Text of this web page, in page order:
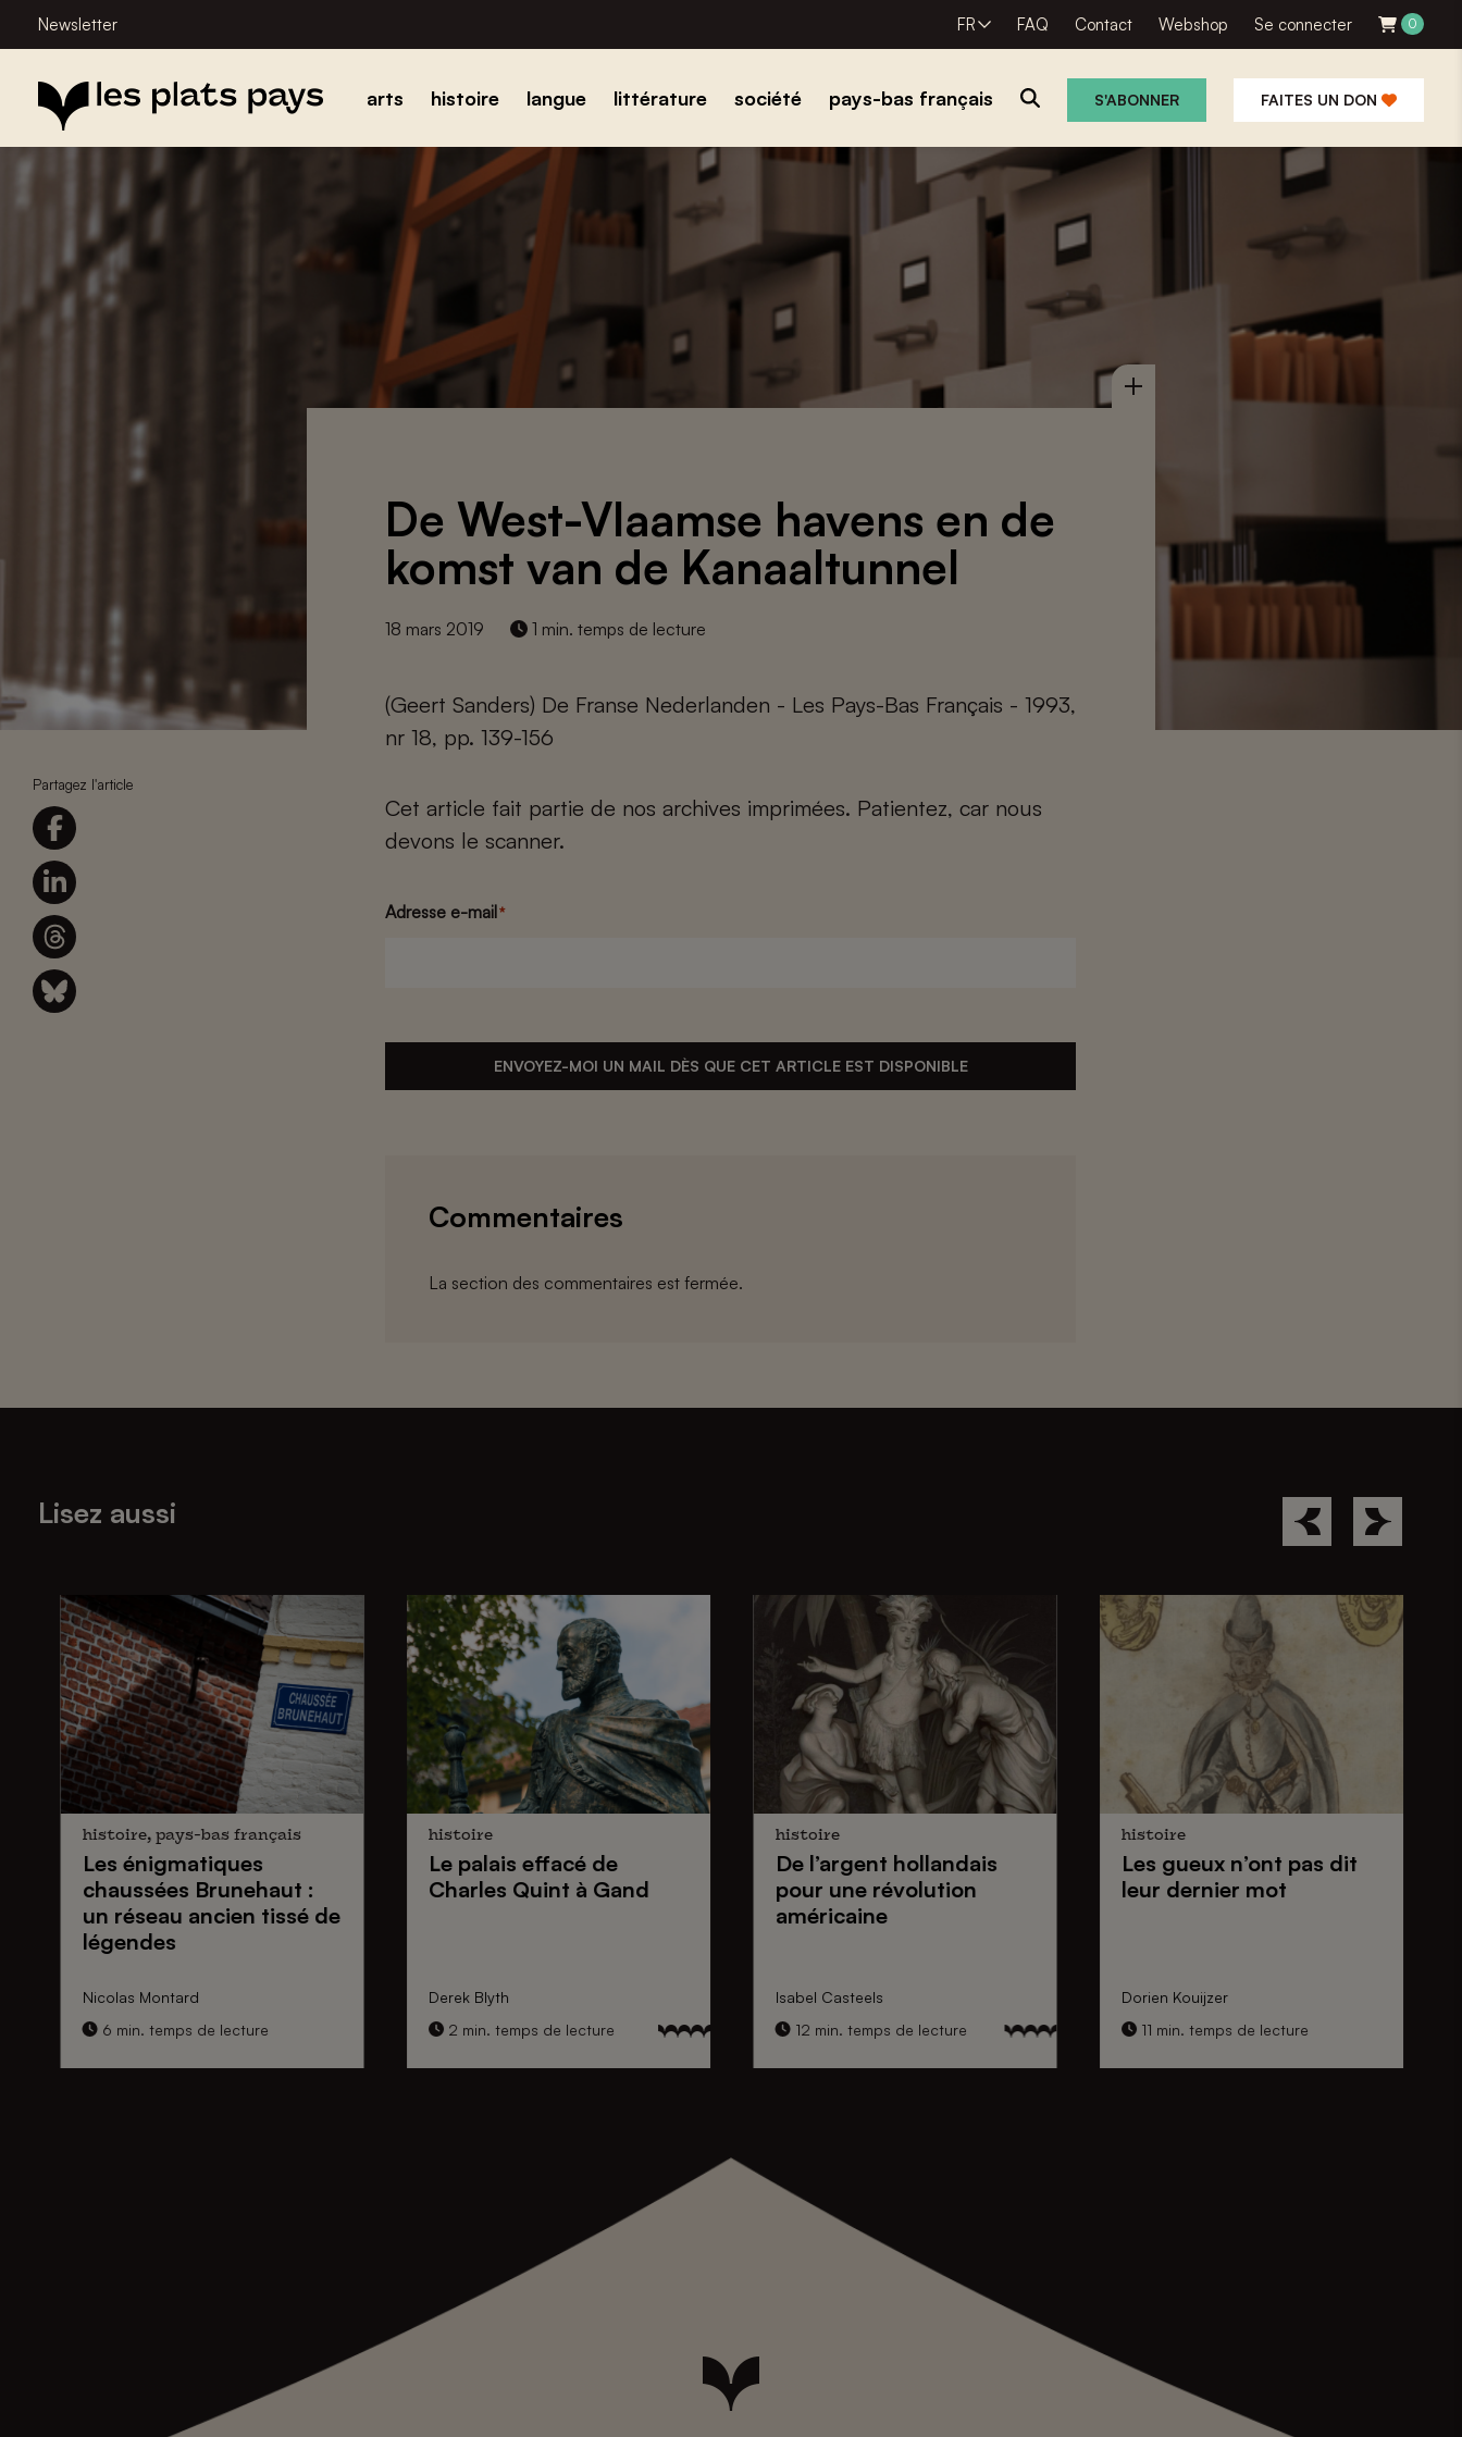
Newsletter FR FAQ Contact Webshop Se connecter 0
arts histoire langue littérature société pays-bas français S'ABONNER FAITES UN DON
Partagez l'article
De West-Vlaamse havens en de
komst van de Kanaaltunnel
18 mars 2019 1 min. temps de lecture
(Geert Sanders) De Franse Nederlanden - Les Pays-Bas Français - 1993,
nr 18, pp. 139-156
Cet article fait partie de nos archives imprimées. Patientez, car nous
devons le scanner.
Adresse e-mail *
ENVOYEZ-MOI UN MAIL DÈS QUE CET ARTICLE EST DISPONIBLE
Commentaires
La section des commentaires est fermée.
Lisez aussi
histoire, pays-bas français
Les énigmatiques
chaussées Brunehaut :
un réseau ancien tissé de
légendes
Nicolas Montard
6 min. temps de lecture
histoire
Le palais effacé de
Charles Quint à Gand
Derek Blyth
2 min. temps de lecture
histoire
De l’argent hollandais
pour une révolution
américaine
Isabel Casteels
12 min. temps de lecture
histoire
Les gueuxn’ont pas dit
leur dernier mot
Dorien Kouijzer
11 min. temps de lecture